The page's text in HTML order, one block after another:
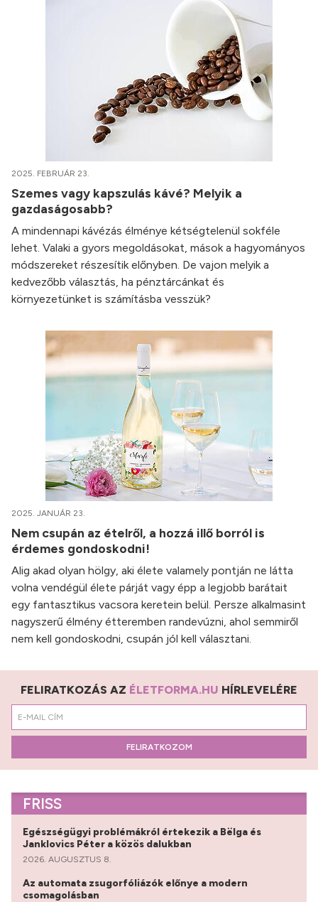
2025. FEBRUÁR 23.
Szemes vagy kapszulás kávé? Melyik a
gazdaságosabb?
A mindennapi kávézás élménye kétségtelenül sokféle
lehet. Valaki a gyors megoldásokat, mások a hagyományos
módszereket részesítik előnyben. De vajon melyik a
kedvezőbb választás, ha pénztárcánkat és
környezetünket is számításba vesszük?
2025. JANUÁR 23.
Nem csupán az ételről, a hozzá illő borról is
érdemes gondoskodni!
Alig akad olyan hölgy, aki élete valamely pontján ne látta
volna vendégül élete párját vagy épp a legjobb barátait
egy fantasztikus vacsora keretein belül. Persze alkalmasint
nagyszerű élmény étteremben randevúzni, ahol semmiről
nem kell gondoskodni, csupán jól kell választani.
FELIRATKOZÁS AZ ÉLETFORMA.HU HÍRLEVELÉRE
FELIRATKOZOM
FRISS
Egészségügyi problémákról értekezik a Bëlga és
Janklovics Péter a közös dalukban
2026. AUGUSZTUS 8.
Az automata zsugorfóliázók előnye a modern
csomagolásban